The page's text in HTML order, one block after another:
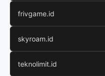
frivgame.id
skyroam.id
teknolimit.id